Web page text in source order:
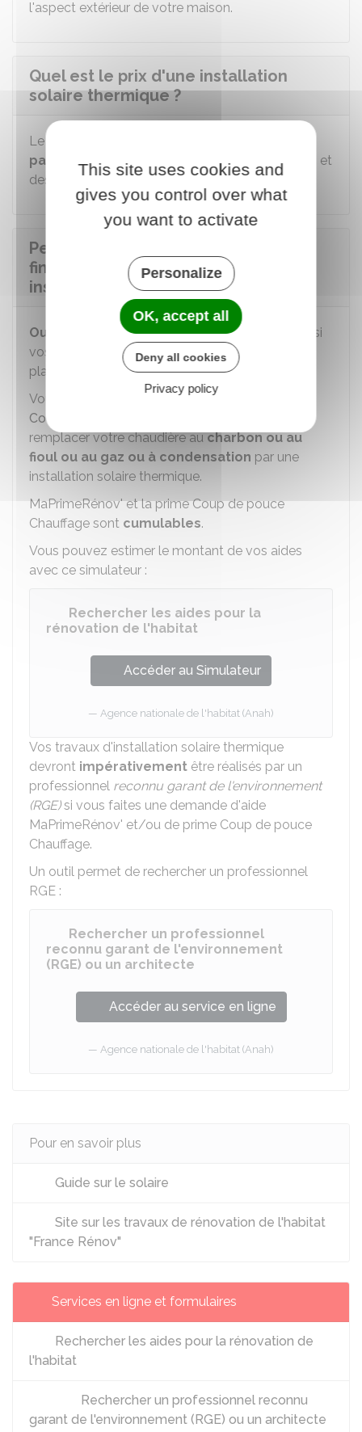
l'aspect extérieur de votre maison.
Quel est le prix d'une installation
solaire thermique ?
Le prix d'une installation solaire thermique
pas encadré
: il dépend du professionnel choisi et
des matériaux utilisés.
Peut-on bénéficier d'une aide au
financement des travaux pour une
installation solaire thermique ?
Oui , vous pouvez bénéficier deMaPrimeRénov
si
vos ressources ne dépassent pas un certain
plafond.
Vous pouvez également bénéficier de la
Coup de pouce Chauffage
remplacer votre chaudière aucharbon ou au
fioul ou au gaz ou à condensation par une
installation solaire thermique.
MaPrimeRénov' et la prime Coup de pouce
Chauffage sont cumulables.
Vous pouvez estimer le montant de vos aides
avec ce simulateur :
Rechercher les aides pour la
rénovation de l'habitat
Accéder au Simulateur
Agence nationale de l'habitat (Anah)
Vos travaux d'installation solaire thermique
devront impérativement être réalisés par un
professionnel reconnu garant de l'environnement
(RGE)si vous faites une demande d'aide
MaPrimeRénov' et/ou de prime Coup de pouce
Chauffage.
Un outil permet de rechercher un professionnel
RGE :
Rechercher un professionnel
reconnu garant de l'environnement
(RGE) ou un architecte
Accéder au service en ligne
Agence nationale de l'habitat (Anah)
Pour en savoir plus
Guide sur le solaire
Site sur les travaux de rénovation de l'habitat
"France Rénov"
Services en ligne et formulaires
Rechercher les aides pour la rénovation de
l'habitat
Rechercher un professionnel reconnu
garant de l'environnement (RGE) ou un architecte
This site uses cookies and
gives you control over what
you want to activate
Personalize
OK, accept all
Deny all cookies
Privacy policy